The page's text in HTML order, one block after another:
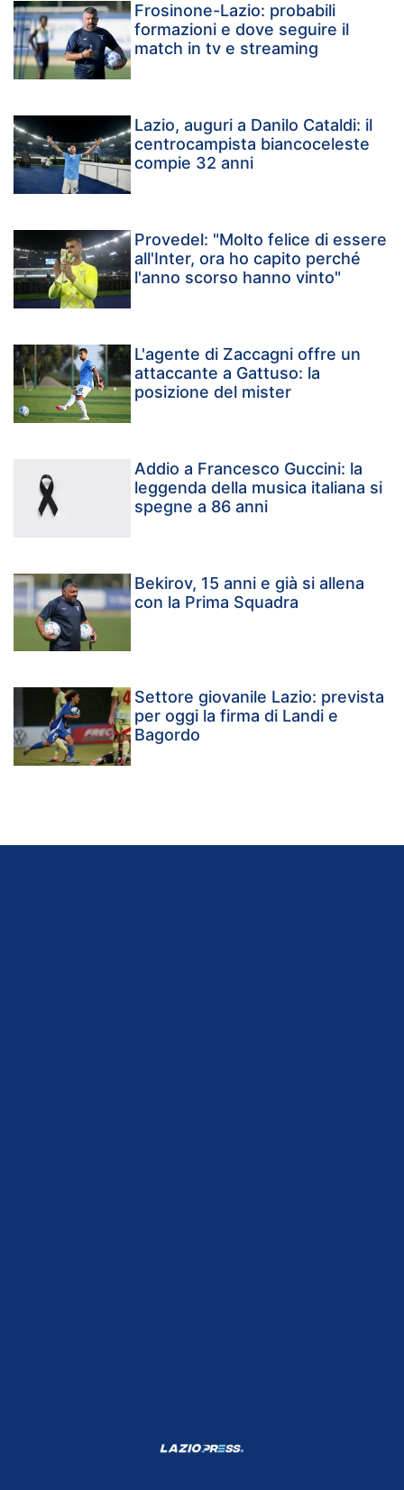
Frosinone-Lazio: probabili
formazioni e dove seguire il
match in tv e streaming
Lazio, auguri a Danilo Cataldi: il
centrocampista biancoceleste
compie 32 anni
Provedel: "Molto felice di essere
all'Inter, ora ho capito perché
l'anno scorso hanno vinto"
L'agente di Zaccagni offre un
attaccante a Gattuso: la
posizione del mister
Addio a Francesco Guccini: la
leggenda della musica italiana si
spegne a 86 anni
Bekirov, 15 anni e già si allena
con la Prima Squadra
Settore giovanile Lazio: prevista
per oggi la firma di Landi e
Bagordo